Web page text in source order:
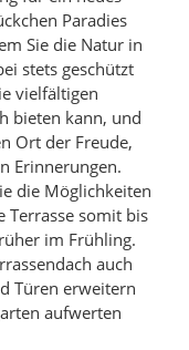
Paradies
Sie die Natur in
stets geschützt
vielfältigen
bieten kann, und
Ort der Freude,
Erinnerungen.
die Möglichkeiten
Terrasse somit bis
im Frühling.
auch
Türen erweitern
aufwerten